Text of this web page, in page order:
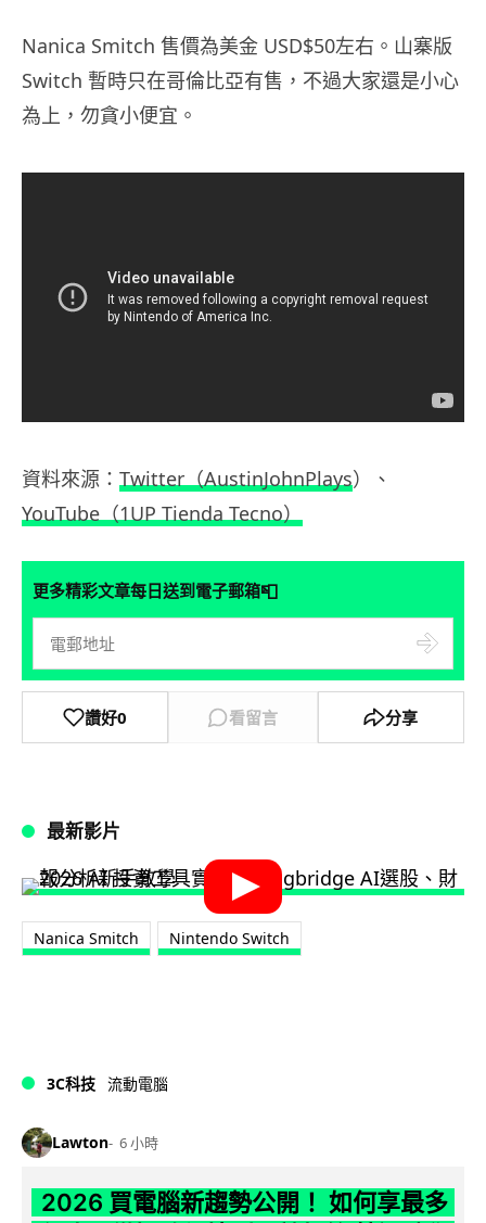
Nanica Smitch 售價為美金 USD$50左右。山寨版
Switch 暫時只在哥倫比亞有售，不過大家還是小心
為上，勿貪小便宜。
資料來源： Twitter（AustinJohnPlays）、
YouTube（1UP Tienda Tecno）
更多精彩文章每日送到電子郵箱📮
讚好0 看留言 分享
最新影片
Nanica Smitch Nintendo Switch
3C科技 流動電腦
Lawton 6 小時
2026 買電腦新趨勢公開！ 如何享最多